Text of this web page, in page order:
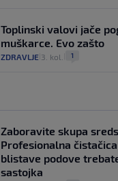
Toplinski valovi jače
muškarce. Evo zašto
ZDRAVLJE 3. kol. 1
Zaboravite skupa
Profesionalna
blistave podove
sastojka